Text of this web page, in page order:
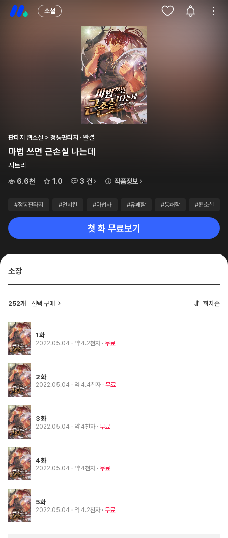
소설
판타지 웹소설 > 정통판타지 · 완결
마법 쓰면 근손실 나는데
시트리
6.6천
1.0 3 건 작품정보
#정통판타지 #먼치킨 #마법사 #유쾌함 #통쾌함 #웹소설
첫 화 무료보기
소장
252개 선택 구매 회차순
1화
2022.05.04 · 약 4.2천자 무료
2화
2022.05.04 · 약 4.4천자 무료
3화
2022.05.04 · 약 4천자 무료
4화
2022.05.04 · 약 4천자 무료
5화
2022.05.04 · 약 4.2천자 무료